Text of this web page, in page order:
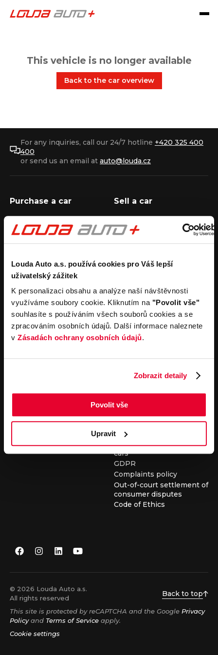
Louda Auto a.s. používá cookies pro Váš lepší
uživatelský zážitek
K personalizaci obsahu a analýze naší návštěvnosti
využíváme soubory cookie. Kliknutím na "Povolit vše"
souhlasíte s používáním všech souborů cookies a se
zpracováním osobních údajů. Další informace naleznete
v Zásadách ochrany osobních údajů.
Zobrazit detaily
Povolit vše
Upravit
This vehicle is no longer available
Back to the car overview
For any inquiries, call our 24/7 hotline +420 325 400
400
or send us an email at auto@louda.cz
Purchase a car
Purchase a used car
Koupit užitkový vůz
Sell a car
obligation
Rental
Carsharing
Car rental
Operational leasing
Company
Louda Auto+ Poděbrady
Recreational cars
News
For the media
Career
General terms and
orders of motor vehicles
General terms and
contitions for performing
service work
General terms and
conditions for buying used
cars
GDPR
Complaints policy
Out-of-court settlement of
consumer disputes
Code of Ethics
© 2026 Louda Auto a.s.
All rights reserved
Back to top
This site is protected by reCAPTCHA and the Google Privacy
Policyand Terms of Service apply.
Cookie settings